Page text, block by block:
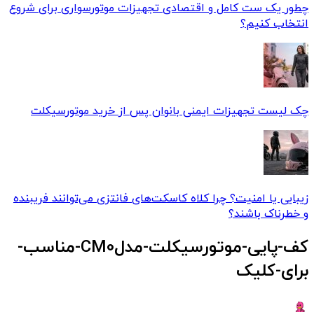
چطور یک ست کامل و اقتصادی تجهیزات موتورسواری برای شروع
انتخاب کنیم؟
چک لیست تجهیزات ایمنی بانوان پس از خرید موتورسیکلت
زیبایی یا امنیت؟ چرا کلاه‌ کاسکت‌های فانتزی می‌توانند فریبنده
و خطرناک باشند؟
کف-پایی-موتورسیکلت-مدلCM0-مناسب-
برای-کلیک